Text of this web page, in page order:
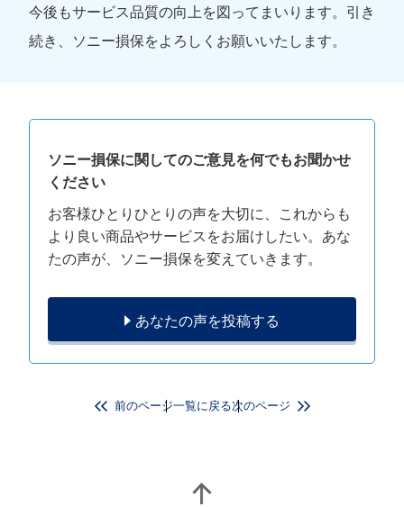
今後もサービス品質の向上を図ってまいります。引き
続き、ソニー損保をよろしくお願いいたします。
ソニー損保に関してのご意見を何でもお聞かせ
ください
お客様ひとりひとりの声を大切に、これからも
より良い商品やサービスをお届けしたい。あな
たの声が、ソニー損保を変えていきます。
あなたの声を投稿する
前のページ一覧に戻る次のページ